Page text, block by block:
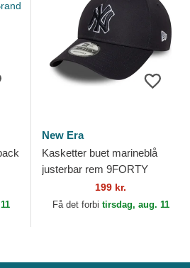
New Era
Kasketter buet marineblå
justerbar rem 9FORTY
Outline fra New York
Yankees MLB af New Era
199 kr.
Få det forbi tirsdag, aug. 11